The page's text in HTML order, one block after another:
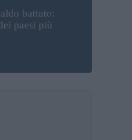
battuto:
paesi più